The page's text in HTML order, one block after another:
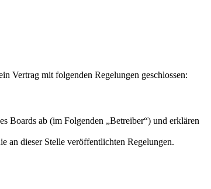
Vertrag mit folgenden Regelungen geschlossen:
Boards ab (im Folgenden „Betreiber“) und erklären
an dieser Stelle veröffentlichten Regelungen.